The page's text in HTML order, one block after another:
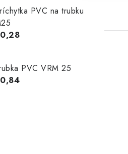
PVC na trubku
PVC VRM 25